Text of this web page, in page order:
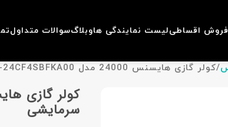
فروش اقساطیلیست نمایندگی هاوبلاگسوالات متداول
کولر گازی هایسنس 24000 مدل AS-24CF4SBFKA00 فقط سرمایشی
سرمایشی